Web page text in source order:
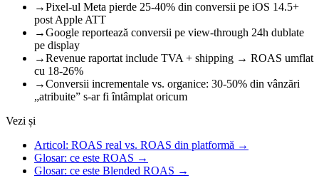
→Pixel-ul Meta pierde 25-40% din conversii pe iOS 14.5+
post Apple ATT
→Google reportează conversii pe view-through 24h dublate
pe display
→Revenue raportat include TVA + shipping → ROAS umflat
cu 18-26%
→Conversii incrementale vs. organice: 30-50% din vânzări
„atribuite” s-ar fi întâmplat oricum
Vezi și
Articol: ROAS real vs. ROAS din platformă →
Glosar: ce este ROAS →
Glosar: ce este Blended ROAS →